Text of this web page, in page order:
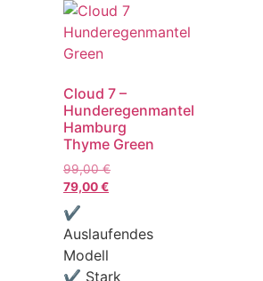
Cloud 7 –
Hunderegenmantel
Hamburg
Thyme Green
99,00€
79,00€
✔
Auslaufendes
Modell
✔ Stark